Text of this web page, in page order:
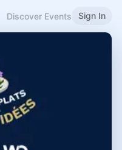
Discover Events Sign In